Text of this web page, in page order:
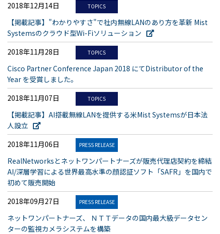
2018年12月14日
TOPICS
【掲載記事】"わかりやすさ"で社内無線LANのあり方を革新 Mist
Systemsのクラウド型Wi-Fiソリューション
2018年11月28日
TOPICS
Cisco Partner Conference Japan 2018 にてDistributor of the
Year を受賞しました。
2018年11月07日
TOPICS
【掲載記事】AI搭載無線LANを提供する米Mist Systemsが日本法
人設立
2018年11月06日
PRESS RELEASE
RealNetworksとネットワンパートナーズが販売代理店契約を締結
AI/深層学習による世界最高水準の顔認証ソフト「SAFR」を国内で
初めて販売開始
2018年09月27日
PRESS RELEASE
ネットワンパートナーズ、 ＮＴＴデータの国内最大級データセン
ターの監視カメラシステムを構築